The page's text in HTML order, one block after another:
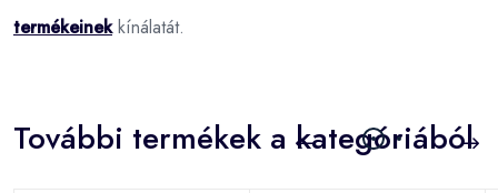
termékeinekkínálatát.
További termékek a kategóriából